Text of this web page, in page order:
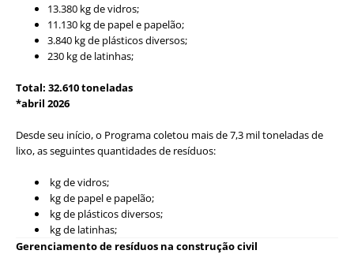
13.380 kg de vidros;
11.130 kg de papel e papelão;
3.840 kg de plásticos diversos;
230 kg de latinhas;
Total: 32.610 toneladas
*abril 2026
Desde seu início, o Programa coletou mais de 7,3 mil toneladas de
lixo, as seguintes quantidades de resíduos:
kg de vidros;
kg de papel e papelão;
kg de plásticos diversos;
kg de latinhas;
Gerenciamento de resíduos na construção civil